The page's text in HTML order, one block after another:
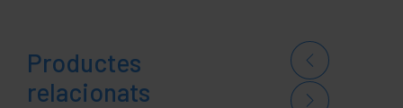
Productes
relacionats